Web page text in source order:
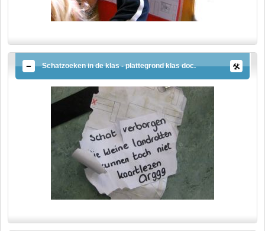
Schatzoeken in de klas - plattegrond klas doc.